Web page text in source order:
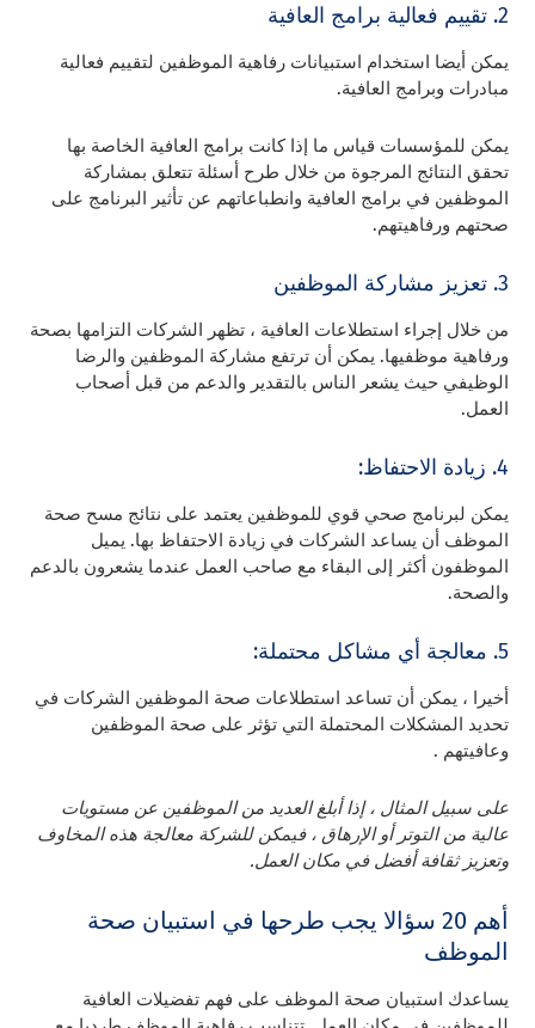
2. تقييم فعالية برامج العافية
يمكن أيضا استخدام استبيانات رفاهية الموظفين لتقييم فعالية
مبادرات وبرامج العافية.
يمكن للمؤسسات قياس ما إذا كانت برامج العافية الخاصة بها
تحقق النتائج المرجوة من خلال طرح أسئلة تتعلق بمشاركة
الموظفين في برامج العافية وانطباعاتهم عن تأثير البرنامج على
صحتهم ورفاهيتهم.
3. تعزيز مشاركة الموظفين
من خلال إجراء استطلاعات العافية ، تظهر الشركات التزامها بصحة
ورفاهية موظفيها. يمكن أن ترتفع مشاركة الموظفين والرضا
الوظيفي حيث يشعر الناس بالتقدير والدعم من قبل أصحاب
العمل.
4. زيادة الاحتفاظ:
يمكن لبرنامج صحي قوي للموظفين يعتمد على نتائج مسح صحة
الموظف أن يساعد الشركات في زيادة الاحتفاظ بها. يميل
الموظفون أكثر إلى البقاء مع صاحب العمل عندما يشعرون بالدعم
والصحة.
5. معالجة أي مشاكل محتملة:
أخيرا ، يمكن أن تساعد استطلاعات صحة الموظفين الشركات في
تحديد المشكلات المحتملة التي تؤثر على صحة الموظفين
وعافيتهم .
على سبيل المثال ، إذا أبلغ العديد من الموظفين عن مستويات
عالية من التوتر أو الإرهاق ، فيمكن للشركة معالجة هذه المخاوف
وتعزيز ثقافة أفضل في مكان العمل.
أهم 20 سؤالا يجب طرحها في استبيان صحة
الموظف
يساعدك استبيان صحة الموظف على فهم تفضيلات العافية